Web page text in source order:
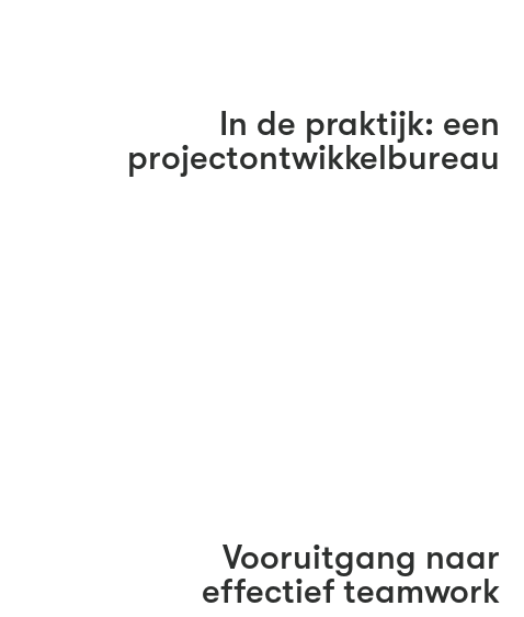
In de praktijk: een
projectontwikkelbureau
Vooruitgang naar
effectief teamwork